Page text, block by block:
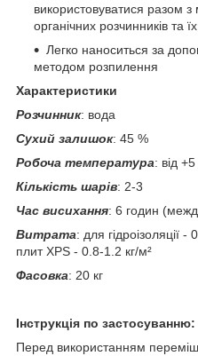
використовуватися разом
органічних розчинників та
Легко наноситься за
методом розпилення
Характеристики
Розчинник: вода
Сухий залишок: 45 %
Робоча температура: від
Кількість шарів: 2-3
Час висихання: 6 годин
Витрата: для гідроізоляції
плит XPS - 0.8-1.2 кг/м²
Фасовка: 20 кг
Інструкція по застосуванню:
Перед використанням